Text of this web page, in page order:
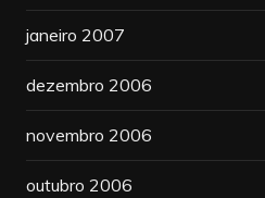
janeiro 2007
dezembro 2006
novembro 2006
outubro 2006